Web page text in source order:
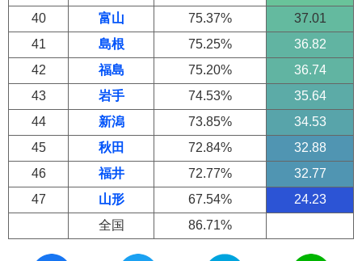
40
富山 75.37%
37.01
41
島根 75.25%
36.82
42
福島 75.20%
36.74
43
岩手 74.53%
35.64
44
新潟 73.85%
34.53
45
秋田 72.84%
32.88
46
福井 72.77%
32.77
47
山形 67.54%
24.23
全国
86.71%